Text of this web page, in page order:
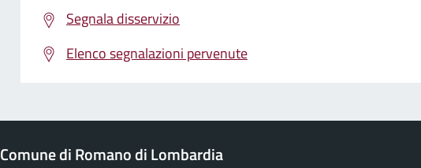
Segnala disservizio
Elenco segnalazioni pervenute
Comune di Romano di Lombardia